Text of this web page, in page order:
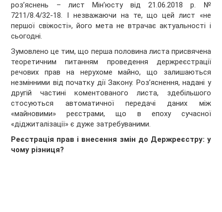
роз’яснень – лист Мін’юсту від 21.06.2018 р. №
7211/8.4/32-18. І незважаючи на те, що цей лист «не
першої свіжості», його мета не втрачає актуальності і
сьогодні.
Зумовлено це тим, що перша половина листа присвячена
теоретичним питанням проведення держреєстрації
речових прав на нерухоме майно, що залишаються
незмінними від початку дії Закону. Роз’яснення, надані у
другій частині коментованого листа, здебільшого
стосуються автоматичної передачі даних між
«майновими» реєстрами, що в епоху сучасної
«діджиталізації» є дуже затребуваними.
Реєстрація прав і внесення змін до Держреєстру: у
чому різниця?